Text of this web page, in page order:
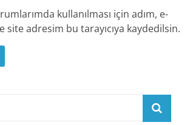
kullanılması için adım, e-
site adresim bu tarayıcıya kaydedilsin.